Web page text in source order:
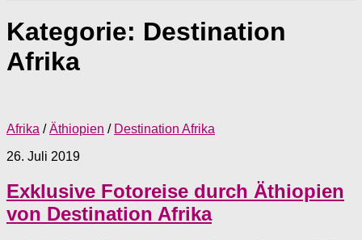
Kategorie: Destination
Afrika
Afrika /Äthiopien / Destination Afrika
26. Juli 2019
Exklusive Fotoreise durch Äthiopien
von Destination Afrika